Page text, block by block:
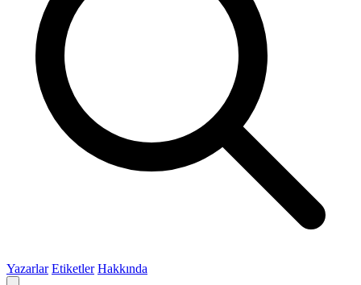
Yazarlar Etiketler Hakkında